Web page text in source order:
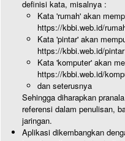
definisi kata, misalnya :
Kata 'rumah' akan
https://kbbi.web.id/
Kata 'pintar' akan
https://kbbi.web.id/pintar
Kata 'komputer' akan
https://kbbi.web.id/
dan seterusnya
Sehingga diharapkan
referensi dalam penulisan,
jaringan.
Aplikasi dikembangkan